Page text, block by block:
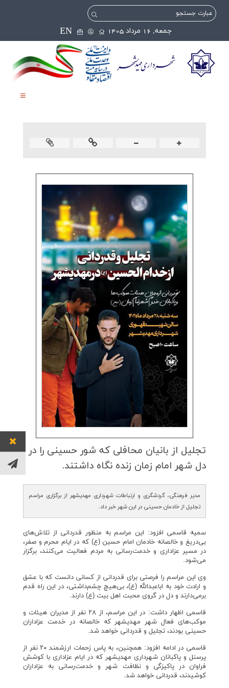
جمعه, 16 مرداد 1405 EN
تجلیل از بانیان محافلی كه شور حسینی را در
دل شهر امام زمان زنده نگاه داشتند.
مدیر فرهنگی، گردشگری و ارتباطات شهرداری مهدیشهر از برگزاری مراسم
تجلیل از خادمان حسینی در این شهر خبر داد.
سمیه قاسمی افزود: این مراسم به منظور قدردانی از تلاش‌های
بی‌دریغ و خالصانه خادمان امام حسین (ع) که در ایام محرم و صفر،
در مسیر عزاداری و خدمت‌رسانی به مردم فعالیت می‌کنند، برگزار
می‌شود.
وی این مراسم را فرصتی برای قدردانی از کسانی دانست که با عشق
و ارادت خود به اباعبدالله (ع)، بی‌هیچ چشم‌داشتی، در این راه قدم
برمی‌دارند و دل در گروی محبت اهل بیت (ع) دارند.
قاسمی اظهار داشت: در این مراسم، از ۲۸ نفر از مدیران هیئات و
موکب‌های فعال شهر مهدیشهر که خالصانه در خدمت عزاداران
حسینی بودند، تجلیل و قدردانی خواهد شد.
قاسمی در ادامه افزود: همچنین، به پاس زحمات ارزشمند ۲۰ نفر از
پرسنل و پاکبانان شهرداری مهدیشهر که در ایام عزاداری با کوشش
فراوان در پاکیزگی و نظافت شهر و خدمت‌رسانی به عزاداران
کوشیدند، قدردانی خواهد شد.